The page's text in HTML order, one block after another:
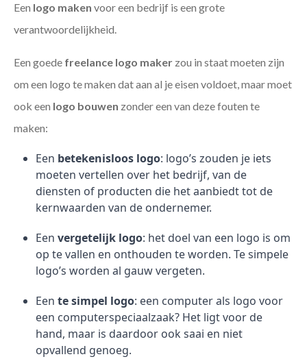
Een logo maken voor een bedrijf is een grote
verantwoordelijkheid.
Een goede freelance logo maker zou in staat moeten zijn
om een logo te maken dat aan al je eisen voldoet, maar moet
ook een logo bouwen zonder een van deze fouten te
maken:
Een betekenisloos logo: logo’s zouden je iets
moeten vertellen over het bedrijf, van de
diensten of producten die het aanbiedt tot de
kernwaarden van de ondernemer.
Een vergetelijk logo: het doel van een logo is om
op te vallen en onthouden te worden. Te simpele
logo’s worden al gauw vergeten.
Een te simpel logo: een computer als logo voor
een computerspeciaalzaak? Het ligt voor de
hand, maar is daardoor ook saai en niet
opvallend genoeg.